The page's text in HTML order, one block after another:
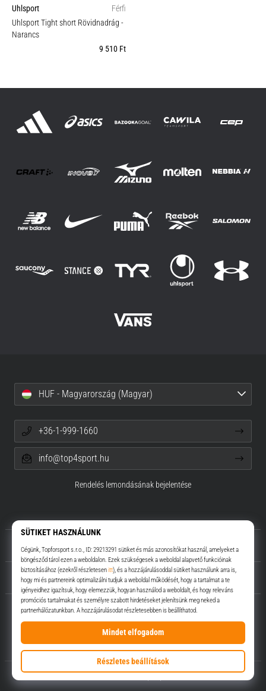
Uhlsport
Férfi
Uhlsport Tight short Rövidnadrág -
Narancs
9 510 Ft
Top4Sport.hu
Rólunk
Ügyfélszolgálat
HUF - Magyarország (Magyar)
+36-1-999-1660
info@top4sport.hu
Rendelés lemondásának bejelentése